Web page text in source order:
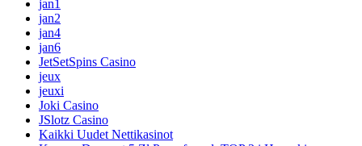
jan1
jan2
jan4
jan6
JetSetSpins Casino
jeux
jeuxi
Joki Casino
JSlotz Casino
Kaikki Uudet Nettikasinot